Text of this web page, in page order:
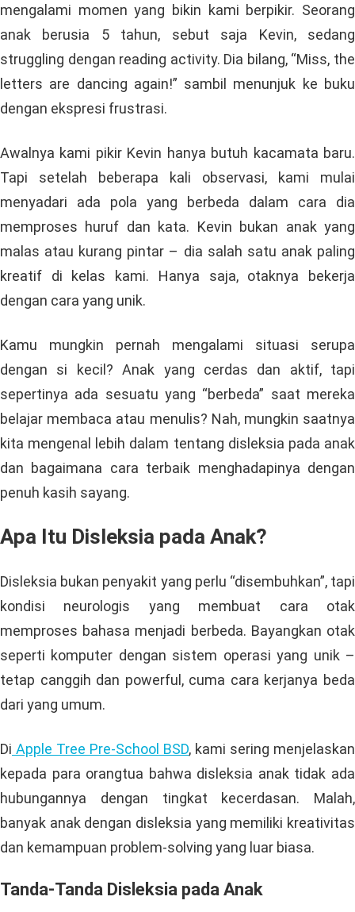
mengalami momen yang bikin kami berpikir. Seorang
anak berusia 5 tahun, sebut saja Kevin, sedang
struggling dengan reading activity. Dia bilang, “Miss, the
letters are dancing again!” sambil menunjuk ke buku
dengan ekspresi frustrasi.
Awalnya kami pikir Kevin hanya butuh kacamata baru.
Tapi setelah beberapa kali observasi, kami mulai
menyadari ada pola yang berbeda dalam cara dia
memproses huruf dan kata. Kevin bukan anak yang
malas atau kurang pintar – dia salah satu anak paling
kreatif di kelas kami. Hanya saja, otaknya bekerja
dengan cara yang unik.
Kamu mungkin pernah mengalami situasi serupa
dengan si kecil? Anak yang cerdas dan aktif, tapi
sepertinya ada sesuatu yang “berbeda” saat mereka
belajar membaca atau menulis? Nah, mungkin saatnya
kita mengenal lebih dalam tentang disleksia pada anak
dan bagaimana cara terbaik menghadapinya dengan
penuh kasih sayang.
Apa Itu Disleksia pada Anak?
Disleksia bukan penyakit yang perlu “disembuhkan”, tapi
kondisi neurologis yang membuat cara otak
memproses bahasa menjadi berbeda. Bayangkan otak
seperti komputer dengan sistem operasi yang unik –
tetap canggih dan powerful, cuma cara kerjanya beda
dari yang umum.
Di Apple Tree Pre-School BSD, kami sering menjelaskan
kepada para orangtua bahwa disleksia anak tidak ada
hubungannya dengan tingkat kecerdasan. Malah,
banyak anak dengan disleksia yang memiliki kreativitas
dan kemampuan problem-solving yang luar biasa.
Tanda-Tanda Disleksia pada Anak